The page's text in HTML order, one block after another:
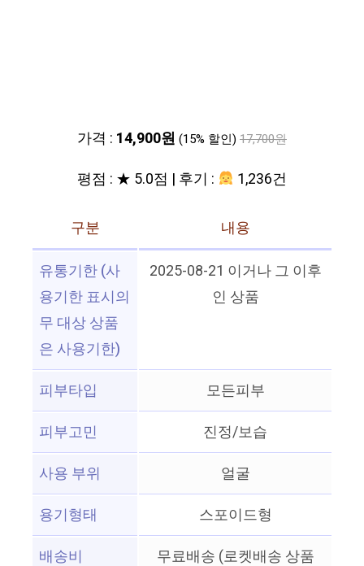
가격 : 14,900원 (15% 할인) 17,700원
평점 : ★ 5.0점 | 후기 : 1,236건
구분
내용
유통기한 (사
용기한 표시의
무 대상 상품
은 사용기한)
2025-08-21 이거나 그 이후
인 상품
피부타입
모든피부
피부고민
진정/보습
사용 부위
얼굴
용기형태
스포이드형
배송비
무료배송 (로켓배송 상품